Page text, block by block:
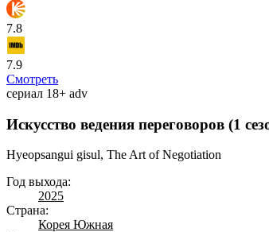
7.8
7.9
Смотреть
сериал 18+ adv
Искусство ведения переговоров (1
Hyeopsangui gisul, The Art of Negotiation
Год выхода:
2025
Страна:
Корея Южная